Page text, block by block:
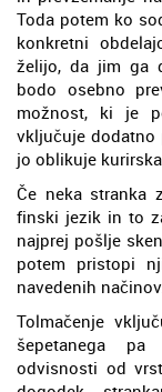
Toda potem ko
konkretni
želijo, da jim ga
bodo osebno
možnost, ki je
vključuje
jo oblikuje
Če neka stranka
finski jezik in to
najprej pošlje
potem pristopi
navedenih načinov.
Tolmačenje
šepetanega
odvisnosti od